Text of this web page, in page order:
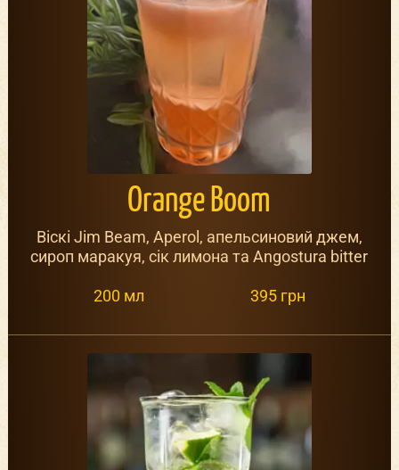
Orange Boom
Віскі Jim Beam, Aperol, апельсиновий джем,
сироп маракуя, сік лимона та Angostura bitter
200 мл 395 грн